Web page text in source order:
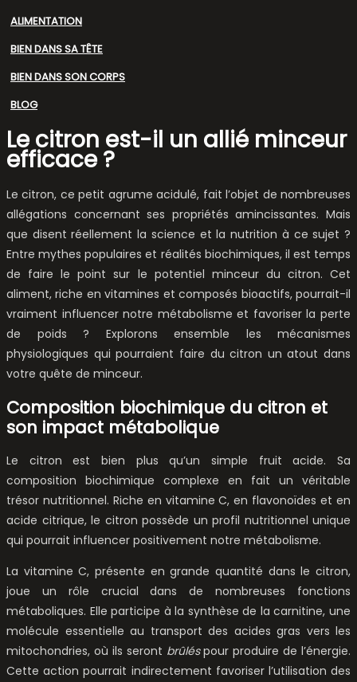
ALIMENTATION
BIEN DANS SA TÊTE
BIEN DANS SON CORPS
BLOG
Le citron est-il un allié minceur
efficace ?
Le citron, ce petit agrume acidulé, fait l’objet de nombreuses
allégations concernant ses propriétés amincissantes. Mais
que disent réellement la science et la nutrition à ce sujet ?
Entre mythes populaires et réalités biochimiques, il est temps
de faire le point sur le potentiel minceur du citron. Cet
aliment, riche en vitamines et composés bioactifs, pourrait-il
vraiment influencer notre métabolisme et favoriser la perte
de poids ? Explorons ensemble les mécanismes
physiologiques qui pourraient faire du citron un atout dans
votre quête de minceur.
Composition biochimique du citron et
son impact métabolique
Le citron est bien plus qu’un simple fruit acide. Sa
composition biochimique complexe en fait un véritable
trésor nutritionnel. Riche en vitamine C, en flavonoïdes et en
acide citrique, le citron possède un profil nutritionnel unique
qui pourrait influencer positivement notre métabolisme.
La vitamine C, présente en grande quantité dans le citron,
joue un rôle crucial dans de nombreuses fonctions
métaboliques. Elle participe à la synthèse de la carnitine, une
molécule essentielle au transport des acides gras vers les
mitochondries, où ils seront brûléspour produire de l’énergie.
Cette action pourrait indirectement favoriser l’utilisation des